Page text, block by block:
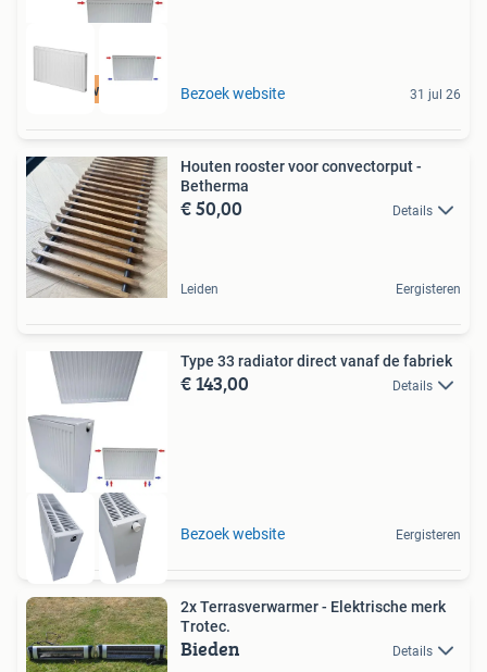
hoge wattage Bezoek website 31 jul 26
Houten rooster voor convectorput -
Betherma
€ 50,00 Details
Leiden Eergisteren
Type 33 radiator direct vanaf de fabriek
€ 143,00 Details
Bezoek website Eergisteren
2x Terrasverwarmer - Elektrische merk
Trotec.
Bieden Details